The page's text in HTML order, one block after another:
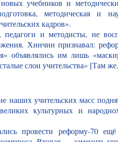
учебников и
методическая и
кадров».
педагоги и методисты, не
Хинчин признавал:
объявлялись им лишь
слои учительства» [Там
наших учительских масс
культурных и
провести реформу-70